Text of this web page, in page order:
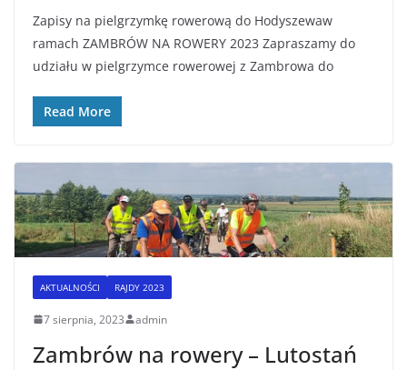
Zapisy na pielgrzymkę rowerową do Hodyszewaw
ramach ZAMBRÓW NA ROWERY 2023 Zapraszamy do
udziału w pielgrzymce rowerowej z Zambrowa do
Read More
AKTUALNOŚCI RAJDY 2023
7 sierpnia, 2023 admin
Zambrów na rowery – Lutostań